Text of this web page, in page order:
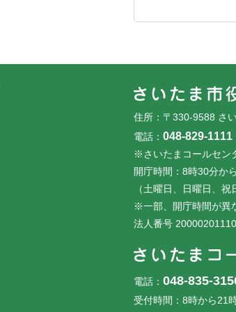
住所：〒330-9588 さ
電話： 048-829-1111
※さいたまコールセン
開庁時間：8時30分か
（土曜日、日曜日、祝
※一部、開庁時間が異
法人番号
電話： 048-835-
受付時間：8時から21